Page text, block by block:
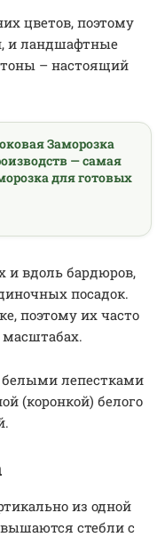
цветов, поэтому
и ландшафтные
– настоящий
Заморозка
— самая
для готовых
и вдоль бардюров,
посадок.
поэтому их часто
лепестками
(коронкой) белого
из одной
стебли с